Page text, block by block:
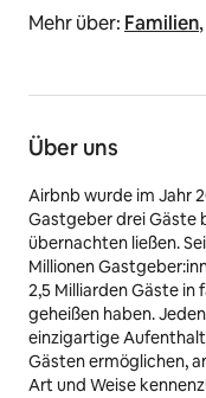
Mehr über: Familien,
Über uns
Airbnb wurde im Jahr
Gastgeber drei Gäste
übernachten ließen.
Millionen
2,5 Milliarden Gäste in
geheißen haben.
einzigartige
Gästen ermöglichen,
Art und Weise